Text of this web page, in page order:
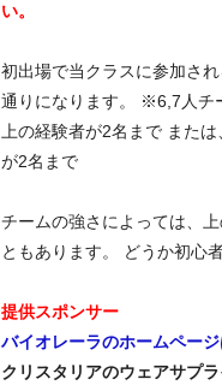
い。
初出場で当クラスに参加さ
通りになります。 ※6,7人チ
上の経験者が2名まで また
が2名まで
チームの強さによっては、
ともあります。 どうか初心
提供スポンサー
バイオレーラのホームペー
クリスタリアのウェアサプ